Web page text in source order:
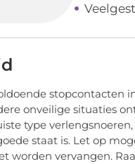
stopcontacten
onveilige situaties
type
staat is. Let op
worden vervangen.